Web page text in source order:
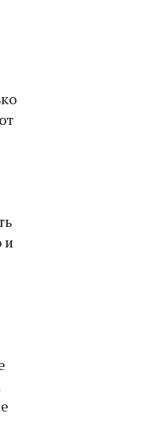
и
передал бойцам
технику связи